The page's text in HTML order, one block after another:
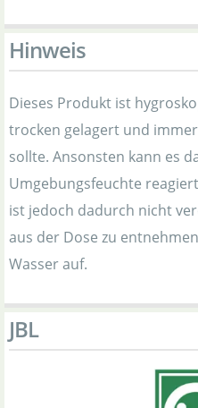
Hinweis
Dieses Produkt ist
trocken gelagert und
sollte. Ansonsten kann es
Umgebungsfeuchte
ist jedoch dadurch nicht
aus der Dose zu
Wasser auf.
JBL